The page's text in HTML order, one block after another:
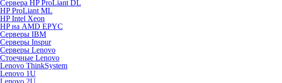
Сервера HP ProLiant DL
HP ProLiant ML
HP Intel Xeon
HP на AMD EPYC
Серверы IBM
Серверы Inspur
Серверы Lenovo
Стоечные Lenovo
Lenovo ThinkSystem
Lenovo 1U
Lenovo 2U